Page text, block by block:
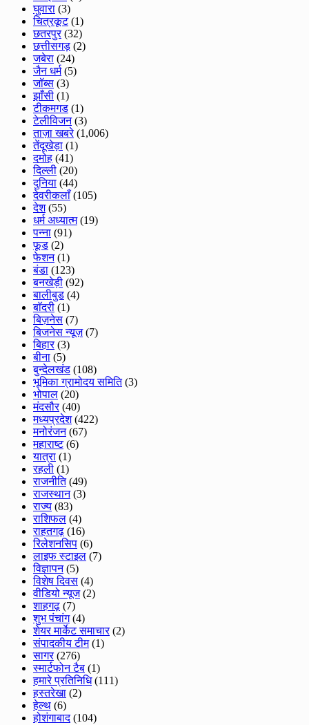
घुवारा (3)
चित्रकूट(1)
छतरपुर(32)
छत्तीसगड़ (2)
जबेरा (24)
जैन धर्म(5)
जॉब्स (3)
झाँसी (1)
टीकमगड (1)
टेलीविजन(3)
ताज़ा खबरे(1,006)
तेंदूखेड़ा (1)
दमोह (41)
दिल्ली (20)
दुनिया (44)
देवरीकलाँ (105)
देश(55)
धर्म अध्यात्म(19)
पन्ना (91)
फूड (2)
फेशन(1)
बंडा (123)
बनखेड़ी (92)
बालीबुड (4)
बाॅदरी (1)
बिज़नेस (7)
बिजनेस न्यूज़(7)
बिहार(3)
बीना (5)
बुन्देलखंड (108)
भूमिका ग्रामोदय समिति(3)
भोपाल (20)
मंदसौर(40)
मध्यप्रदेश(422)
मनोरंजन(67)
महाराष्ट(6)
यात्रा (1)
रहली (1)
राजनीति(49)
राजस्थान(3)
राज्य (83)
राशिफल (4)
राहतगढ़ (16)
रिलेशनसिप (6)
लाइफ स्टाइल (7)
विज्ञापन(5)
विशेष दिवस (4)
वीडियो न्यूज(2)
शाहगढ़ (7)
शुभ पंचांग(4)
शेयर मार्केट समाचार(2)
संपादकीय टीम(1)
सागर(276)
स्मार्टफोन टैब (1)
हमारे प्रतिनिधि(111)
हस्तरेखा (2)
हेल्थ (6)
होशंगाबाद(104)